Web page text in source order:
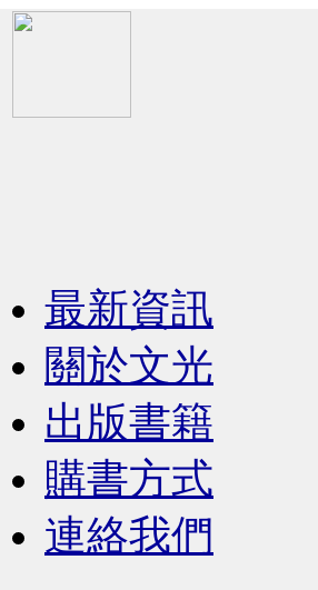
最新資訊
關於文光
出版書籍
購書方式
連絡我們